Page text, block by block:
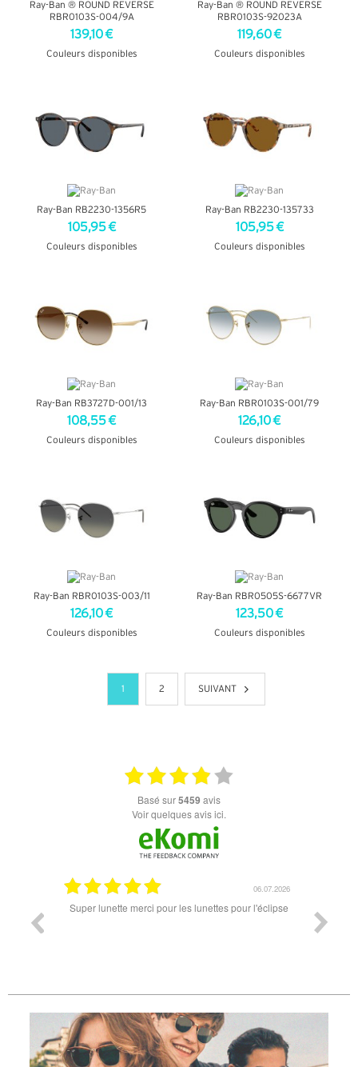
Ray-Ban ® ROUND REVERSE
RBR0103S-004/9A
139,10 €
Couleurs disponibles
Ray-Ban ® ROUND REVERSE
RBR0103S-92023A
119,60 €
Couleurs disponibles
Ray-Ban RB2230-1356R5
105,95 €
Couleurs disponibles
Ray-Ban RB2230-135733
105,95 €
Couleurs disponibles
Ray-Ban RB3727D-001/13
108,55 €
Couleurs disponibles
Ray-Ban RBR0103S-001/79
126,10 €
Couleurs disponibles
Ray-Ban RBR0103S-003/11
126,10 €
Couleurs disponibles
Ray-Ban RBR0505S-6677VR
123,50 €
Couleurs disponibles
1 2 SUIVANT
basé sur5459 avis
Voir quelques avis ici.
06.07.2026
Super lunette merci pour les lunettes pour l'éclipse